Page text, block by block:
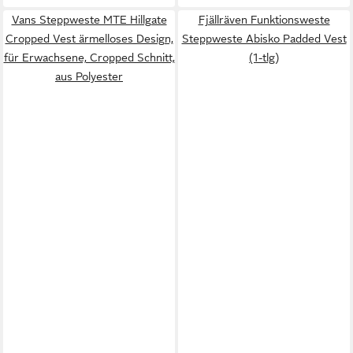
Vans Steppweste MTE Hillgate
Cropped Vest ärmelloses Design,
für Erwachsene, Cropped Schnitt,
aus Polyester
Fjällräven Funktionsweste
Steppweste Abisko Padded Vest
(1-tlg)